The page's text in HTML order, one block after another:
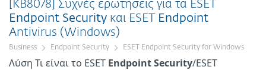
[KB8078] Συχνές ερωτήσεις για τα ESET
Endpoint Security και ESET
Endpoint
Antivirus (Windows)
Business Endpoint Security ESET Endpoint Security for Windows
Λύση Τι είναι το ESET EndpointSecurity/ESET